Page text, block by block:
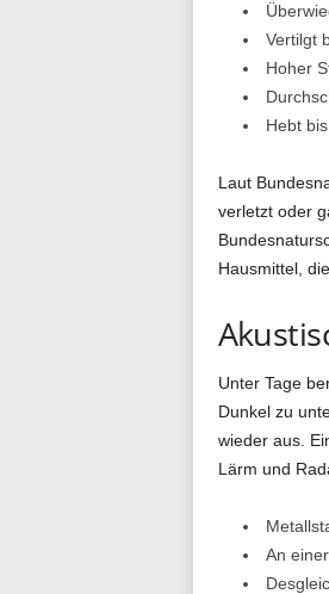
Vertilgt
Hoher
Hebt
Laut
verletzt oder
Hausmittel,
Unter Tage
Dunkel zu
wieder aus.
Lärm und
An